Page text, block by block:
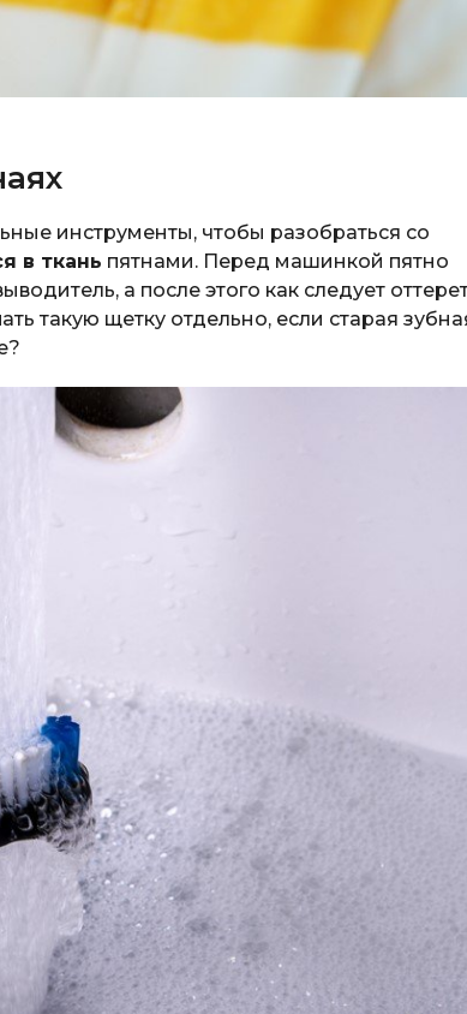
инструменты, чтобы разобраться со
в ткань пятнами. Перед машинкой пятно
а после этого как следует
такую щетку отдельно, если старая